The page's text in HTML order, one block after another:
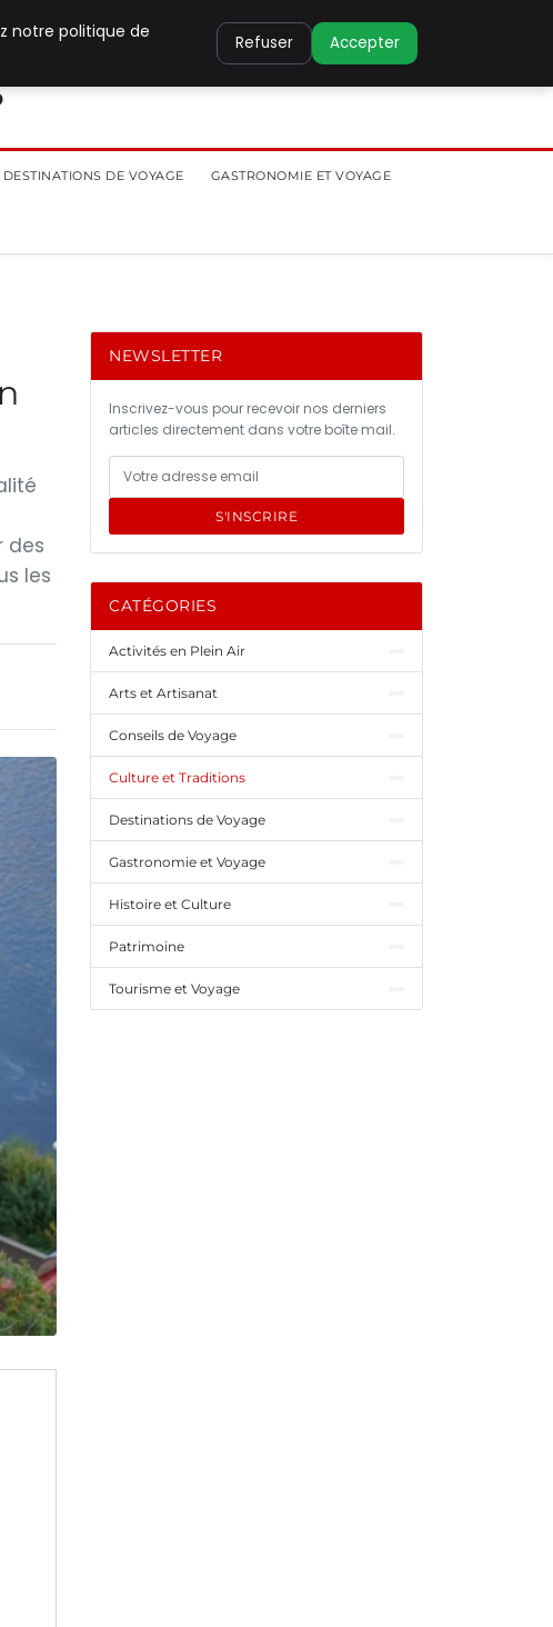
DESTINATIONS DE VOYAGE GASTRONOMIE ET VOYAGE
des
les
NEWSLETTER
Inscrivez-vous pour recevoir nos derniers
articles directement dans votre boîte mail.
S'INSCRIRE
CATÉGORIES
Activités en Plein Air
Arts et Artisanat
Conseils de Voyage
Culture et Traditions
Destinations de Voyage
Gastronomie et Voyage
Histoire et Culture
Patrimoine
Tourisme et Voyage
notre politique de
Refuser Accepter